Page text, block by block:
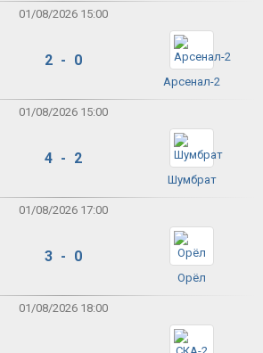
01/08/2026 15:00
2 - 0
Арсенал-2
01/08/2026 15:00
4 - 2
Шумбрат
01/08/2026 17:00
3 - 0
Орёл
01/08/2026 18:00